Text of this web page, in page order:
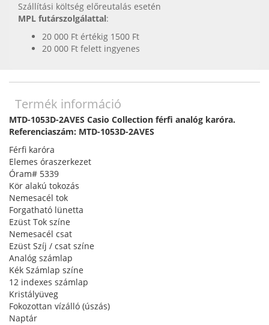
Szállítási költség előreutalás esetén
MPL futárszolgálattal:
20 000 Ft értékig 1500 Ft
20 000 Ft felett ingyenes
Termék információ
MTD-1053D-2AVES Casio Collection férfi analóg karóra.
Referenciaszám: MTD-1053D-2AVES
Férfi karóra
Elemes óraszerkezet
Óram# 5339
Kör alakú tokozás
Nemesacél tok
Forgatható lünetta
Ezüst Tok színe
Nemesacél csat
Ezüst Szíj / csat színe
Analóg számlap
Kék Számlap színe
12 indexes számlap
Kristályüveg
Fokozottan vízálló (úszás)
Naptár